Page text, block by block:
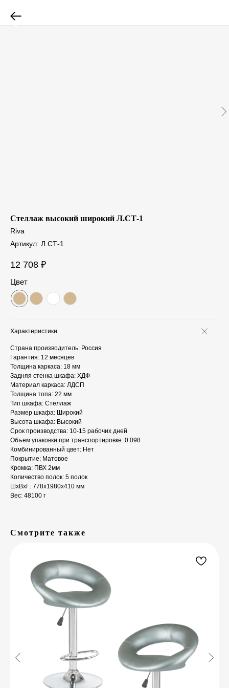
Стеллаж высокий широкий Л.СТ-1
Riva
Артикул: Л.СТ-1
12 708 ₽
Цвет
Характеристики
Страна производитель: Россия
Гарантия: 12 месяцев
Толщина каркаса: 18 мм
Задняя стенка шкафа: ХДФ
Материал каркаса: ЛДСП
Толщина топа: 22 мм
Тип шкафа: Стеллаж
Размер шкафа: Широкий
Высота шкафа: Высокий
Срок производства: 10-15 рабочих дней
Объем упаковки при транспортировке: 0.098
Комбинированный цвет: Нет
Покрытие: Матовое
Кромка: ПВХ 2мм
Количество полок: 5 полок
ШxВxГ: 778x1980x410 мм
Вес: 48100 г
Смотрите также